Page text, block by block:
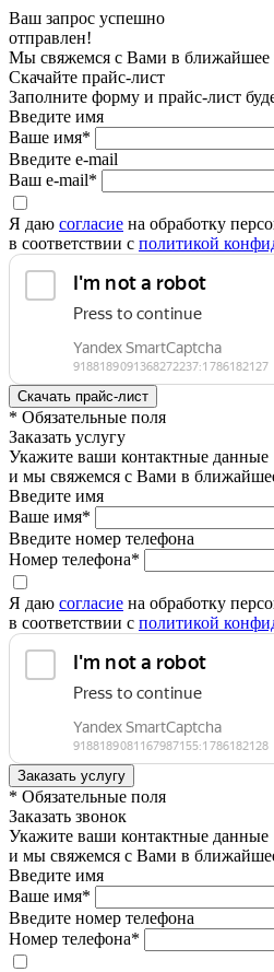
Ваш запрос успешно
отправлен!
Мы свяжемся с Вами в ближайшее
Скачайте прайс-лист
Заполните форму и прайс-лист
Введите имя
Ваше имя*
Введите e-mail
Ваш e-mail*
Я даю согласие на обработку
в соответствии с политикой
* Обязательные поля
Заказать услугу
Укажите ваши контактные данные
и мы свяжемся с Вами в
Введите имя
Ваше имя*
Введите номер телефона
Номер телефона*
Я даю согласие на обработку
в соответствии с политикой
* Обязательные поля
Заказать звонок
Укажите ваши контактные данные
и мы свяжемся с Вами в
Введите имя
Ваше имя*
Введите номер телефона
Номер телефона*